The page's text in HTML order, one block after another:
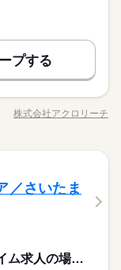
にぎやか
躍していきたい
す。弊社は一人
を探し、マッチ
ります。 《業種業
ギー・公共・官
金融勘定系シス
はPL/I ・製造業向
テム改修（オープ
案件例となりま
のご要望に沿う
続きを読む
センブラいずれか
経験ある方大歓
不問】 学歴・国
プする
給与/時間/休日
などの言語を用い
ます。 《業種業
ー・公共・官
で経験や希望に
金融勘定系シス
はPL/I ・製造業向
株式会社アクロリーチ
／さいたま
210,000円〜212,500円 ※フルタイム求人の場合は月額（換算額）、パート求人の場合は時間額を表示しています。